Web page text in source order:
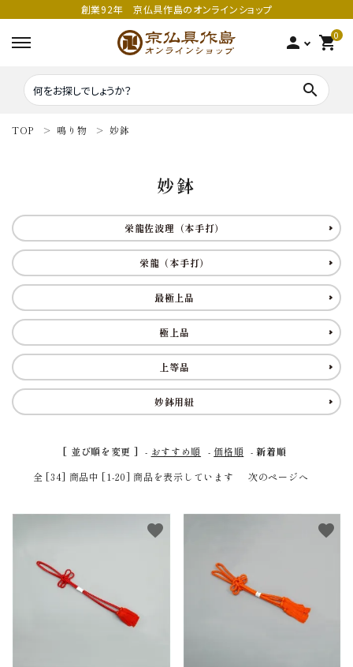
創業92年 京仏具作島のオンラインショップ
person 0
shopping_cart
search
五鈷
錫杖
寺院仏具
鳴り物
家庭用仏具
アウトレット
プライバシーポリシー
特定商取引法について
TOP 鳴り物 妙鉢
妙鉢
栄龍佐波理（本手打）
栄龍（本手打）
最極上品
極上品
上等品
妙鉢用紐
[ 並び順を変更 ] - おすすめ順 -価格順 -新着順
全 [34] 商品中 [1-20] 商品を表示しています
次のページへ
favorite favorite